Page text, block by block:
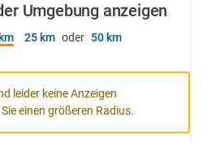
Umgebung anzeigen
25 km oder 50 km
leider keine Anzeigen
einen größeren Radius.